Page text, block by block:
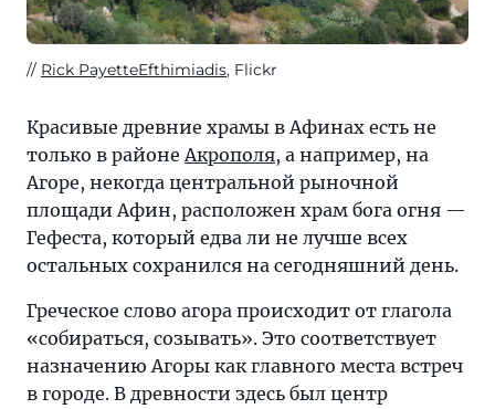
Rick PayetteEfthimiadis, Flickr
Красивые древние храмы в Афинах есть не
только в районеАкрополя, а например, на
Агоре, некогда центральной рыночной
площади Афин, расположен храм бога огня —
Гефеста, который едва ли не лучше всех
остальных сохранился на сегодняшний день.
Греческое слово агора происходит от глагола
«собираться, созывать». Это соответствует
назначению Агоры как главного места встреч
в городе. В древности здесь был центр